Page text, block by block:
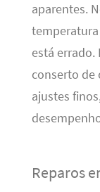
aparentes.
está errado.
conserto de
ajustes
Reparos